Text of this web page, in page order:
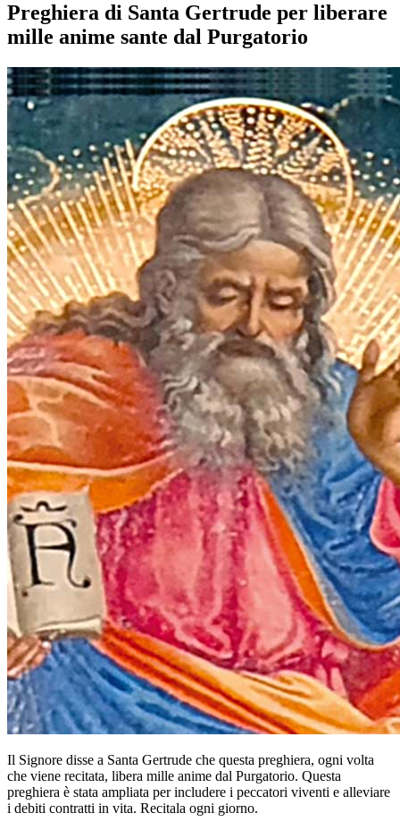
Preghiera di Santa Gertrude per liberare
mille anime sante dal Purgatorio
Il Signore disse a Santa Gertrude che questa preghiera, ogni volta
che viene recitata, libera mille anime dal Purgatorio. Questa
preghiera è stata ampliata per includere i peccatori viventi e alleviare
i debiti contratti in vita. Recitala ogni giorno.